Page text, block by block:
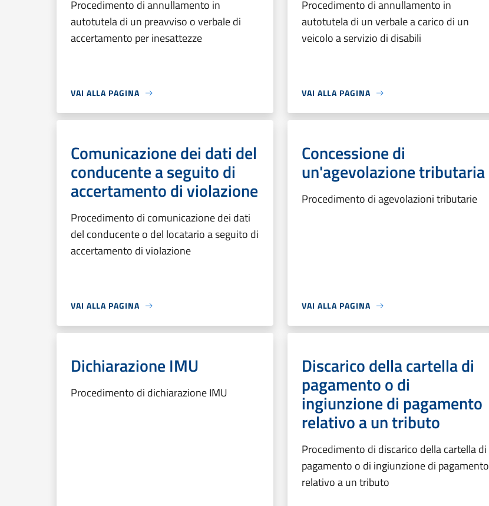
Procedimento di annullamento in
autotutela di un preavviso o verbale di
accertamento per inesattezze
VAI ALLA PAGINA
Procedimento di annullamento in
autotutela di un verbale a carico di un
veicolo a servizio di disabili
VAI ALLA PAGINA
Comunicazione dei dati del
conducente a seguito di
accertamento di violazione
Procedimento di comunicazione dei dati
del conducente o del locatario a seguito di
accertamento di violazione
VAI ALLA PAGINA
Concessione di
un'agevolazione tributaria
Procedimento di agevolazioni tributarie
VAI ALLA PAGINA
Dichiarazione IMU
Procedimento di dichiarazione IMU
Discarico della cartella di
pagamento o di
ingiunzione di pagamento
relativo a un tributo
Procedimento di discarico della cartella di
pagamento o di ingiunzione di pagamento
relativo a un tributo